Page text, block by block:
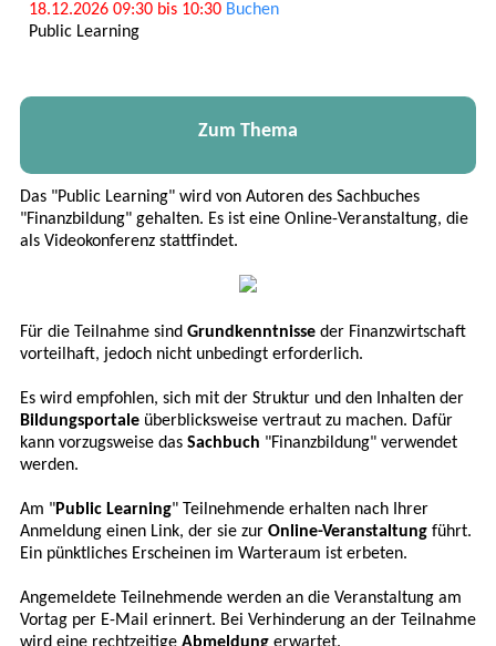
18.12.2026 09:30 bis 10:30 Buchen
Public Learning
Zum Thema
Das "Public Learning" wird von Autoren des Sachbuches
"Finanzbildung" gehalten. Es ist eine Online-Veranstaltung, die
als Videokonferenz stattfindet.
Für die Teilnahme sind Grundkenntnisse der Finanzwirtschaft
vorteilhaft, jedoch nicht unbedingt erforderlich.
Es wird empfohlen, sich mit der Struktur und den Inhalten der
Bildungsportale überblicksweise vertraut zu machen. Dafür
kann vorzugsweise das Sachbuch "Finanzbildung" verwendet
werden.
Am "Public Learning" Teilnehmende erhalten nach Ihrer
Anmeldung einen Link, der sie zur Online-Veranstaltung führt.
Ein pünktliches Erscheinen im Warteraum ist erbeten.
Angemeldete Teilnehmende werden an die Veranstaltung am
Vortag per E-Mail erinnert. Bei Verhinderung an der Teilnahme